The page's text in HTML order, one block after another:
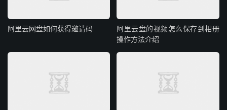
阿里云网盘如何获得邀请码
阿里云盘的视频怎么保存到相册
操作方法介绍